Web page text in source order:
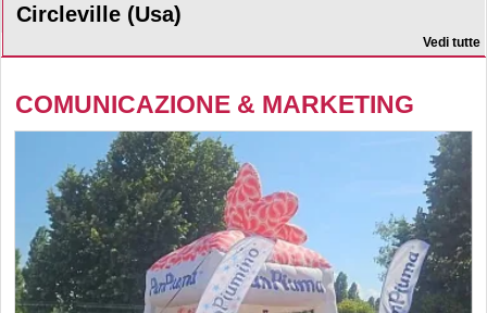
Circleville (Usa)
Vedi tutte
COMUNICAZIONE & MARKETING